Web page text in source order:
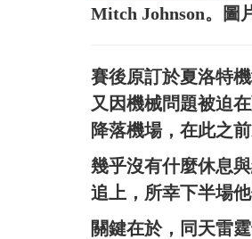
Mitch Johnson。圖
賽後原訂於夏洛特
又因機械問題被迫
降落機場，在此之
幾乎沒有什麼休息
追上，所幸下半場
關鍵在於，同天雷